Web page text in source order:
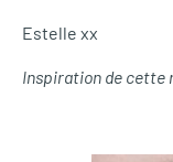
Estelle xx
Inspiration de cette